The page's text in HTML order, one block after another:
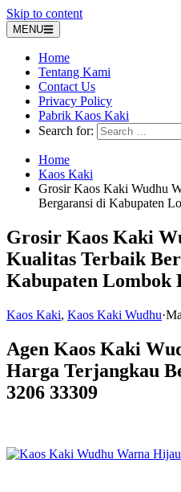
Skip to content
MENU
Home
Tentang Kami
Contact Us
Privacy Policy
Pabrik Kaos Kaki
Search for:
Home
Kaos Kaki
Grosir Kaos Kaki Wudhu
Bergaransi di Kabupaten
Grosir Kaos Kaki
Kualitas Terbaik
Kabupaten Lombok
Kaos Kaki, Kaos Kaki Wudhu·
Agen Kaos Kaki
Harga Terjangkau
3206 33309